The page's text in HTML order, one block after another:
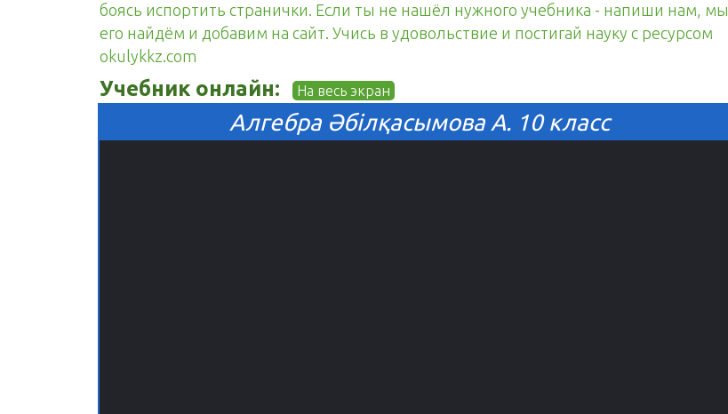
боясь испортить странички. Если ты не нашёл нужного учебника - напиши нам, мы
его найдём и добавим на сайт. Учись в удовольствие и постигай науку с ресурсом
okulykkz.com
Учебник онлайн: На весь экран
Алгебра Әбілқасымова А. 10 класс